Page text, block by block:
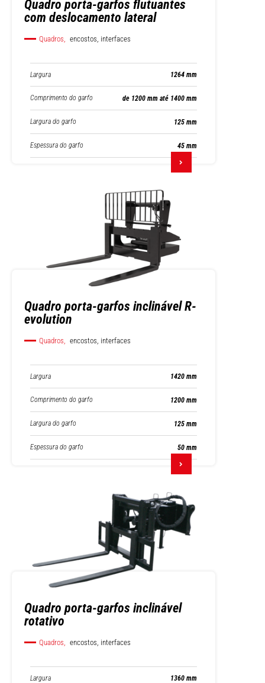
Quadro porta-garfos flutuantes
com deslocamento lateral
Quadros, encostos, interfaces
Largura 1264 mm
Comprimento do garfo de 1200 mm até 1400 mm
Largura do garfo 125 mm
Espessura do garfo 45 mm
Quadro porta-garfos inclinável R-
evolution
Quadros, encostos, interfaces
Largura 1420 mm
Comprimento do garfo 1200 mm
Largura do garfo 125 mm
Espessura do garfo 50 mm
Quadro porta-garfos inclinável
rotativo
Quadros, encostos, interfaces
Largura 1360 mm